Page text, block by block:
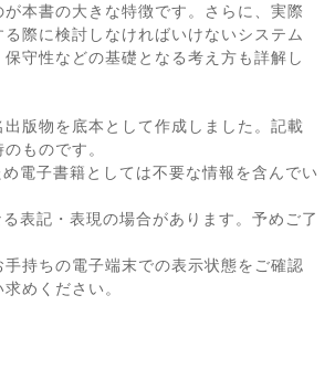
本書の大きな特徴です。さらに、実際
際に検討しなければいけないシステム
守性などの基礎となる考え方も詳解し
版物を底本として作成しました。記載
ものです。
電子書籍としては不要な情報を含んでい
表記・表現の場合があります。予めご了
持ちの電子端末での表示状態をご確認
めください。